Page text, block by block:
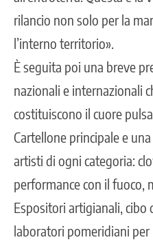
rilancio non solo per la
l’interno territorio».
È seguita poi una breve
nazionali e internazionali
costituiscono il cuore
Cartellone principale e
artisti di ogni categoria:
performance con il fuoco,
Espositori artigianali, cibo
laboratori pomeridiani